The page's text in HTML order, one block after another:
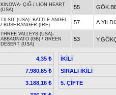
KINOWA- ÇIĞ / LION HEART
(USA)
55
TILSIT (USA)- BATTLE ANGEL
/ BUSHRANGER (IRE) 57
THREE VALLEYS (USA)-
ABBAGNATO (GB) / GREEN
DESERT (USA)
53
4,35 ₺
7.980,85 ₺
3.188,16 ₺
İKİLİ
SIRALI İKİLİ
5. ÇİFTE